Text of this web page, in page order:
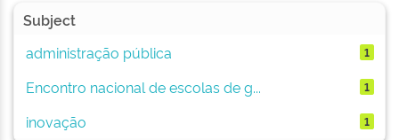
Subject
administração pública
1
Encontro nacional de escolas de g... 1
inovação 1